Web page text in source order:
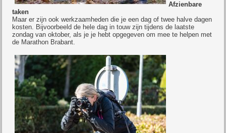
Afzienbare
taken
Maar er zijn ook werkzaamheden die je een dag of twee halve dagen
kosten. Bijvoorbeeld de hele dag in touw zijn tijdens de laatste
zondag van oktober, als je je hebt opgegeven om mee te helpen met
de Marathon Brabant.